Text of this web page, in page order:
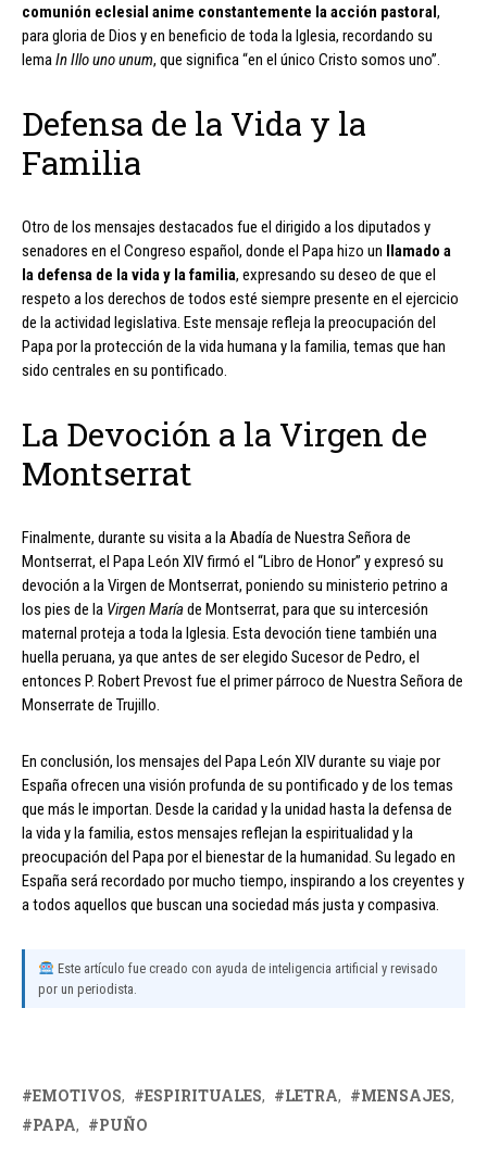
comunión eclesial anime constantemente la acción pastoral,
para gloria de Dios y en beneficio de toda la Iglesia, recordando su
lemaIn Illo uno unum, que significa “en el único Cristo somos uno”.
Defensa de la Vida y la
Familia
Otro de los mensajes destacados fue el dirigido a los diputados y
senadores en el Congreso español, donde el Papa hizo un llamado a
la defensa de la vida y la familia, expresando su deseo de que el
respeto a los derechos de todos esté siempre presente en el ejercicio
de la actividad legislativa. Este mensaje refleja la preocupación del
Papa por la protección de la vida humana y la familia, temas que han
sido centrales en su pontificado.
La Devoción a la Virgen de
Montserrat
Finalmente, durante su visita a la Abadía de Nuestra Señora de
Montserrat, el Papa León XIV firmó el “Libro de Honor” y expresó su
devoción a la Virgen de Montserrat, poniendo su ministerio petrino a
los pies de la Virgen Maríade Montserrat, para que su intercesión
maternal proteja a toda la Iglesia. Esta devoción tiene también una
huella peruana, ya que antes de ser elegido Sucesor de Pedro, el
entonces P. Robert Prevost fue el primer párroco de Nuestra Señora de
Monserrate de Trujillo.
En conclusión, los mensajes del Papa León XIV durante su viaje por
España ofrecen una visión profunda de su pontificado y de los temas
que más le importan. Desde la caridad y la unidad hasta la defensa de
la vida y la familia, estos mensajes reflejan la espiritualidad y la
preocupación del Papa por el bienestar de la humanidad. Su legado en
España será recordado por mucho tiempo, inspirando a los creyentes y
a todos aquellos que buscan una sociedad más justa y compasiva.
Este artículo fue creado con ayuda de inteligencia artificial y revisado
por un periodista.
EMOTIVOS ESPIRITUALES LETRA
MENSAJES
PAPA
PUÑO